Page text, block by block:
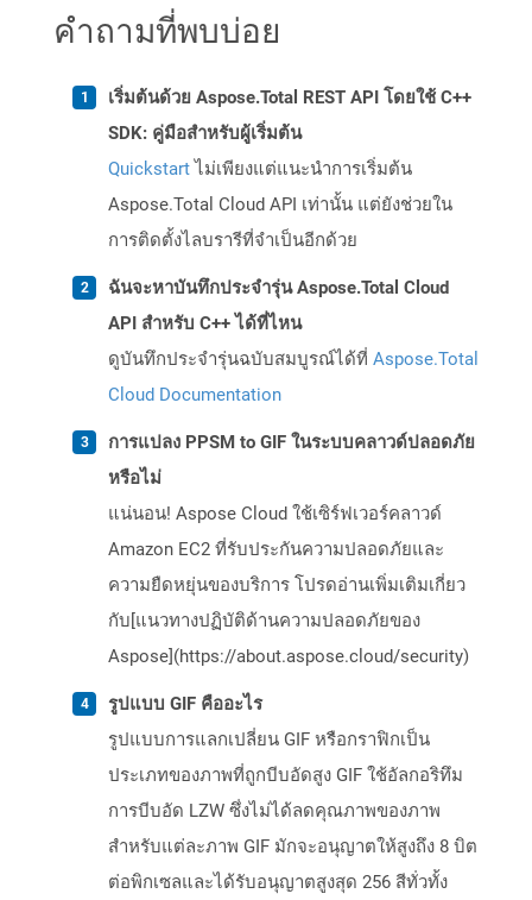
คำถามที่พบบ่อย
เริ่มต้นด้วย Aspose.Total REST API โดยใช้ C++
SDK: คู่มือสำหรับผู้เริ่มต้น
Quickstartไม่เพียงแต่แนะนำการเริ่มต้น
Aspose.Total Cloud API เท่านั้น แต่ยังช่วยใน
การติดตั้งไลบรารีที่จำเป็นอีกด้วย
ฉันจะหาบันทึกประจำรุ่น Aspose.Total Cloud
API สำหรับ C++ ได้ที่ไหน
ดูบันทึกประจำรุ่นฉบับสมบูรณ์ได้ที่ Aspose.Total
Cloud Documentation
การแปลง PPSM to GIF ในระบบคลาวด์ปลอดภัย
หรือไม่
แน่นอน! Aspose Cloud ใช้เซิร์ฟเวอร์คลาวด์
Amazon EC2 ที่รับประกันความปลอดภัยและ
ความยืดหยุ่นของบริการ โปรดอ่านเพิ่มเติมเกี่ยว
กับ[แนวทางปฏิบัติด้านความปลอดภัยของ
Aspose](https://about.aspose.cloud/security)
รูปแบบ GIF คืออะไร
รูปแบบการแลกเปลี่ยน GIF หรือกราฟิกเป็น
ประเภทของภาพที่ถูกบีบอัดสูง GIF ใช้อัลกอริทึม
การบีบอัด LZW ซึ่งไม่ได้ลดคุณภาพของภาพ
สำหรับแต่ละภาพ GIF มักจะอนุญาตให้สูงถึง 8 บิต
ต่อพิกเซลและได้รับอนุญาตสูงสุด 256 สีทั่วทั้ง